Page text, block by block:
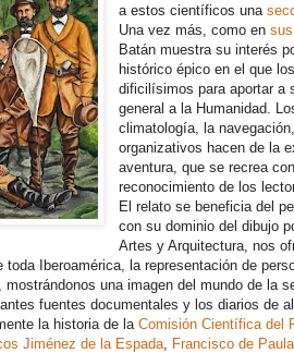
a estos científicos una
Una vez más, como en
Batán muestra su interés
histórico épico en el que
dificilísimos para aportar a
general a la Humanidad.
climatología, la
organizativos hacen de la
aventura, que se recrea
reconocimiento de los
El relato se beneficia del
con su dominio del dibujo
Artes y Arquitectura, nos
toda Iberoamérica, la representación de
una imagen del mundo de la
fuentes documentales y los diarios de
la historia de la Comisión Científica del
Jiménez de la Espada Francisco de